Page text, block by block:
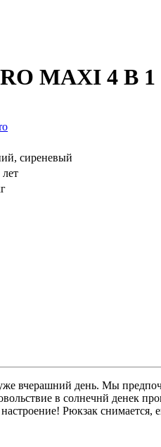
MAXI 4 В 1
сиреневый
лет
вчерашний день. Мы
в солнечнй денек
Рюкзак